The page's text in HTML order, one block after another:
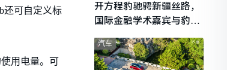
还可自定义标
使用电量。可
开方程豹驰骋新疆丝路，
国际金融学术嘉宾与豹友
共赴山海热爱
汽车